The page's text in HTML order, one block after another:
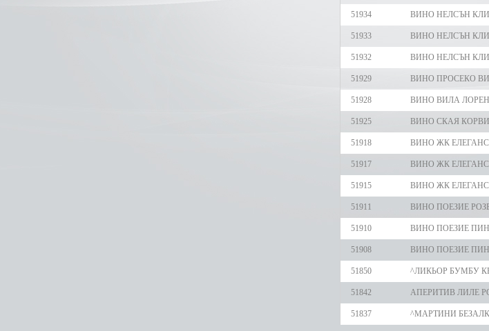
51934 ВИНО НЕЛСЪН
51933 ВИНО НЕЛСЪН
51932 ВИНО НЕЛСЪН
51929 ВИНО ПРОСЕКО
51928 ВИНО ВИЛА
51925 ВИНО СКАЯ
51918 ВИНО ЖК ЕЛЕГАНС
51917 ВИНО ЖК ЕЛЕГАНС
51915 ВИНО ЖК ЕЛЕГАНС
51911 ВИНО ПОЕЗИЕ
51910 ВИНО ПОЕЗИЕ
51908 ВИНО ПОЕЗИЕ
51850 ^ЛИКЬОР БУМБУ
51842 АПЕРИТИВ ЛИЛЕ
51837 ^МАРТИНИ